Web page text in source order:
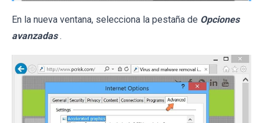
En la nueva ventana, selecciona la pestaña de Opciones
avanzadas .